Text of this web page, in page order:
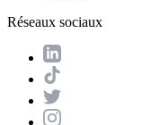
Réseaux sociaux